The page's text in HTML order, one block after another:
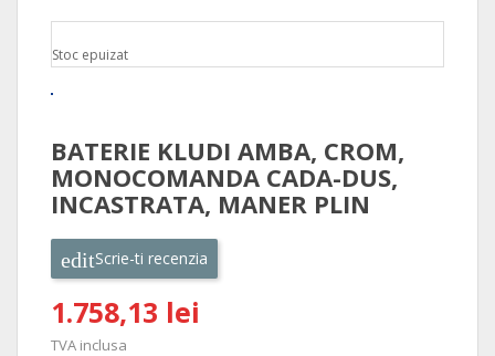
Stoc epuizat
BATERIE KLUDI AMBA, CROM,
MONOCOMANDA CADA-DUS,
INCASTRATA, MANER PLIN
Scrie-ti recenzia
1.758,13 lei
TVA inclusa